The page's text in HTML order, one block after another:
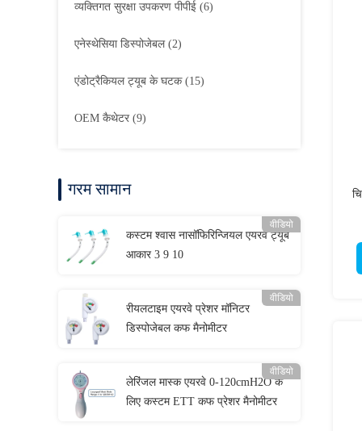
व्यक्तिगत सुरक्षा उपकरण पीपीई (6)
एनेस्थेसिया डिस्पोजेबल(2)
एंडोट्रैकियल ट्यूब के घटक(15)
OEM कैथेटर(9)
गरम सामान
वीडियो
कस्टम श्वास नासॉफिरिन्जियल एयरवे ट्यूब
आकार 3 9 10
वीडियो
रीयलटाइम एयरवे प्रेशर मॉनिटर
डिस्पोजेबल कफ मैनोमीटर
वीडियो
लेरिंजल मास्क एयरवे 0-120cmH2O के
लिए कस्टम ETT कफ प्रेशर मैनोमीटर